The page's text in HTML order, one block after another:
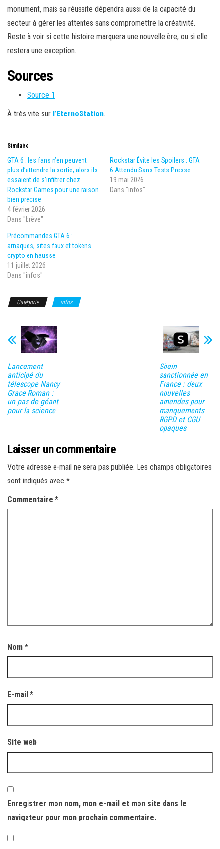
monument, mais sa réussite dépendra aussi de la capacité du
secteur à gérer les attentes sans compromettre la créativité.
Reste à voir si cette histoire marquera une nouvelle ère, ou si elle
restera une exception.
Sources
Source 1
À très vite sur l’EternoStation.
Similaire
GTA 6 : les fans n’en peuvent
plus d’attendre la sortie, alors ils
essaient de s’infiltrer chez
Rockstar Games pour une raison
bien précise
4 février 2026
Dans "brève"
Rockstar Évite les Spoilers : GTA
6 Attendu Sans Tests Presse
19 mai 2026
Dans "infos"
Précommandes GTA 6 :
arnaques, sites faux et tokens
crypto en hausse
11 juillet 2026
Dans "infos"
Catégorie infos
Lancement
anticipé du
télescope Nancy
Grace Roman :
un pas de géant
pour la science
Shein
sanctionnée en
France : deux
nouvelles
amendes pour
manquements
RGPD et CGU
opaques
Laisser un commentaire
Votre adresse e-mail ne sera pas publiée. Les champs obligatoires
sont indiqués avec *
Commentaire *
Nom *
E-mail *
Site web
Enregistrer mon nom, mon e-mail et mon site dans le
navigateur pour mon prochain commentaire.